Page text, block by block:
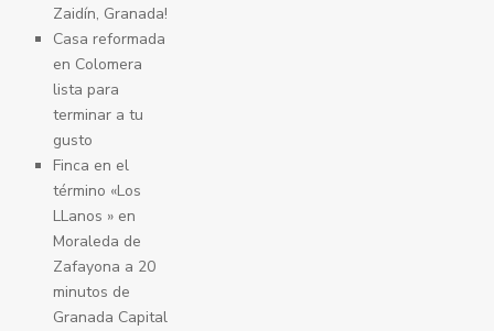
Zaidín, Granada!
Casa reformada
en Colomera
lista para
terminar a tu
gusto
Finca en el
término «Los
LLanos » en
Moraleda de
Zafayona a 20
minutos de
Granada Capital